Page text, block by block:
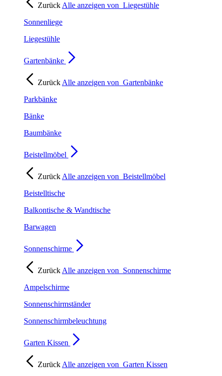
Zurück Alle anzeigen von Liegestühle
Sonnenliege
Liegestühle
Gartenbänke
Zurück Alle anzeigen von Gartenbänke
Parkbänke
Bänke
Baumbänke
Beistellmöbel
Zurück Alle anzeigen von Beistellmöbel
Beistelltische
Balkontische & Wandtische
Barwagen
Sonnenschirme
Zurück Alle anzeigen von Sonnenschirme
Ampelschirme
Sonnenschirmständer
Sonnenschirmbeleuchtung
Garten Kissen
Zurück Alle anzeigen von Garten Kissen